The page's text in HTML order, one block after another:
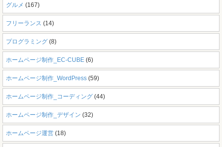
グルメ (167)
フリーランス (14)
プログラミング (8)
ホームページ制作_EC-CUBE (6)
ホームページ制作_WordPress (59)
ホームページ制作_コーディング (44)
ホームページ制作_デザイン (32)
ホームページ運営 (18)